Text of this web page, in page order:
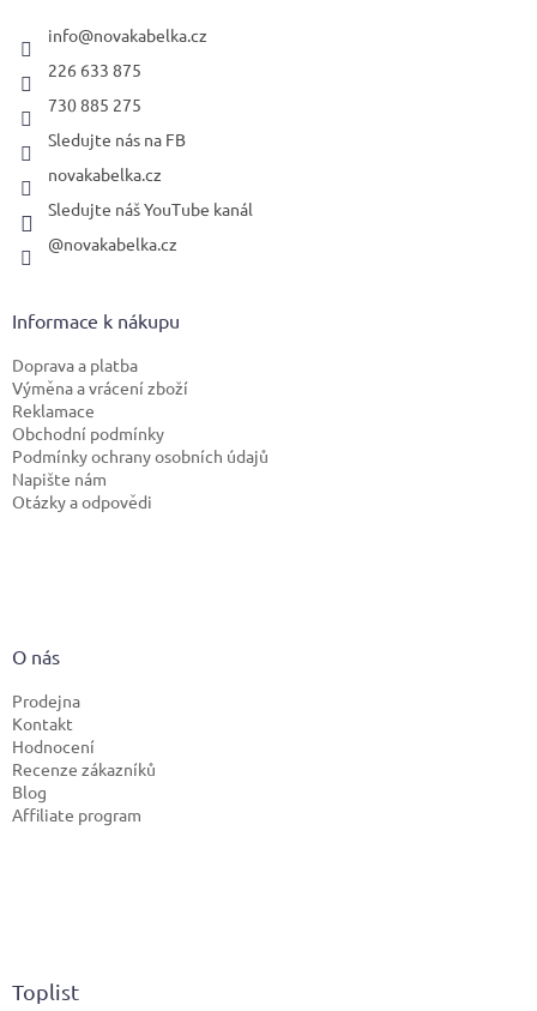
info@novakabelka.cz
226 633 875
730 885 275
Sledujte nás na FB
novakabelka.cz
Sledujte náš YouTube kanál
@novakabelka.cz
Informace k nákupu
Doprava a platba
Výměna a vrácení zboží
Reklamace
Obchodní podmínky
Podmínky ochrany osobních údajů
Napište nám
Otázky a odpovědi
O nás
Prodejna
Kontakt
Hodnocení
Recenze zákazníků
Blog
Affiliate program
Toplist